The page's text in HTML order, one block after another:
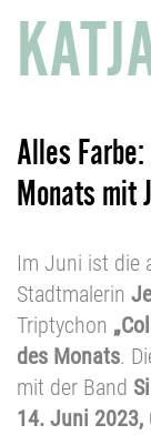
Alles
Monats mit
Im Juni ist die
Stadtmalerin
Triptychon
des Monats.
mit der Band
14. Juni 2023,